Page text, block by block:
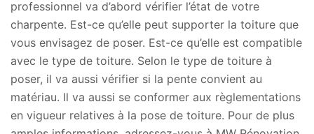
professionnel va d’abord vérifier l’état de votre
charpente. Est-ce qu’elle peut supporter la toiture que
vous envisagez de poser. Est-ce qu’elle est compatible
avec le type de toiture. Selon le type de toiture à
poser, il va aussi vérifier si la pente convient au
matériau. Il va aussi se conformer aux règlementations
en vigueur relatives à la pose de toiture. Pour de plus